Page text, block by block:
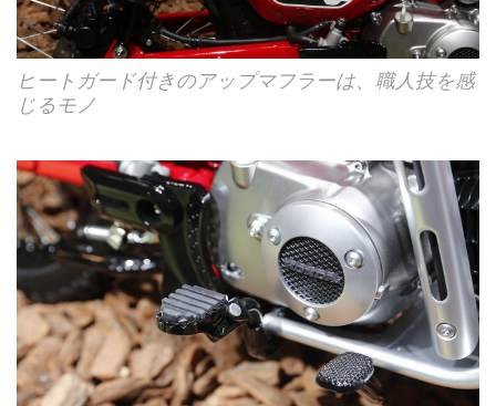
ヒートガード付きのアップマフラーは、職人技を感
じるモノ